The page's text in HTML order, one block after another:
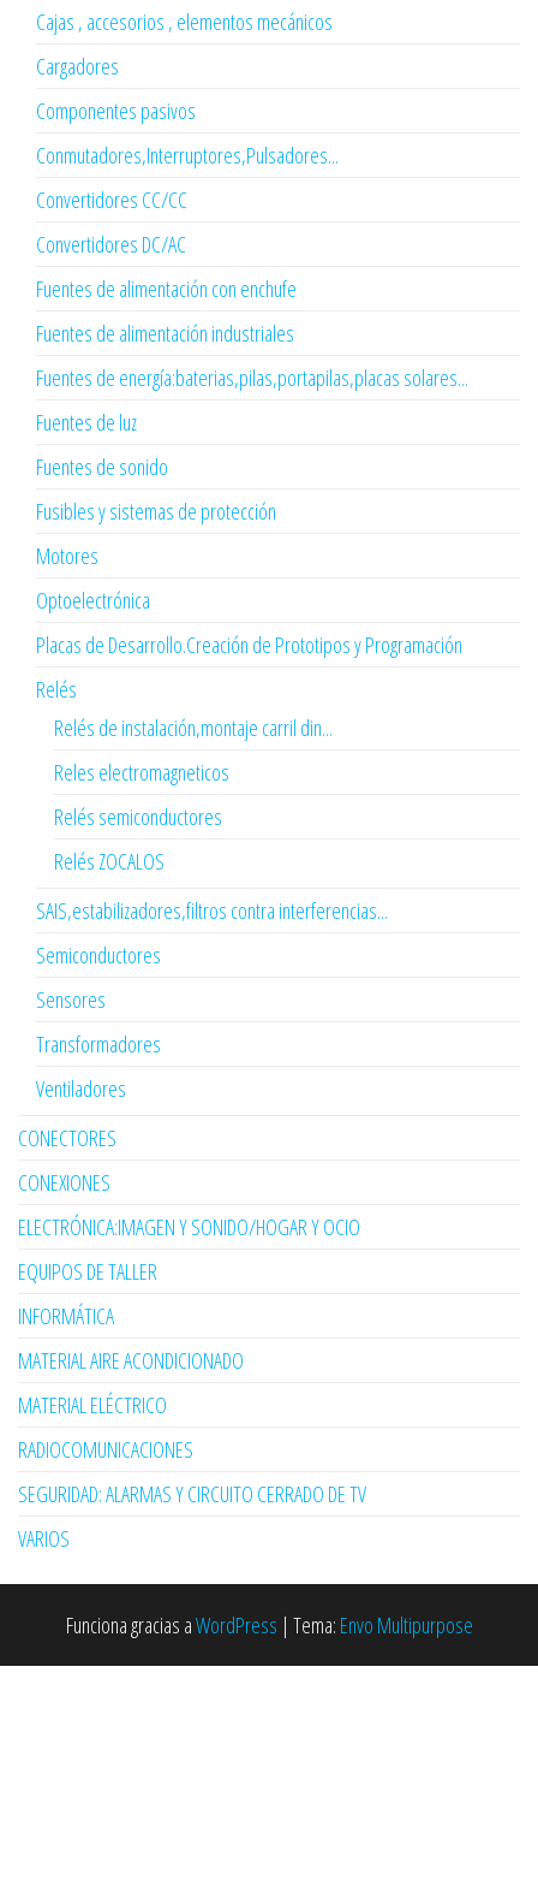
Cajas , accesorios , elementos mecánicos
Cargadores
Componentes pasivos
Conmutadores,Interruptores,Pulsadores...
Convertidores CC/CC
Convertidores DC/AC
Fuentes de alimentación con enchufe
Fuentes de alimentación industriales
Fuentes de energía:baterias,pilas,portapilas,placas solares...
Fuentes de luz
Fuentes de sonido
Fusibles y sistemas de protección
Motores
Optoelectrónica
Placas de Desarrollo.Creación de Prototipos y Programación
Relés
Relés de instalación,montaje carril din...
Reles electromagneticos
Relés semiconductores
Relés ZOCALOS
SAIS,estabilizadores,filtros contra interferencias...
Semiconductores
Sensores
Transformadores
Ventiladores
CONECTORES
CONEXIONES
ELECTRÓNICA:IMAGEN Y SONIDO/HOGAR Y OCIO
EQUIPOS DE TALLER
INFORMÁTICA
MATERIAL AIRE ACONDICIONADO
MATERIAL ELÉCTRICO
RADIOCOMUNICACIONES
SEGURIDAD: ALARMAS Y CIRCUITO CERRADO DE TV
VARIOS
Funciona gracias aWordPress | Tema: Envo Multipurpose